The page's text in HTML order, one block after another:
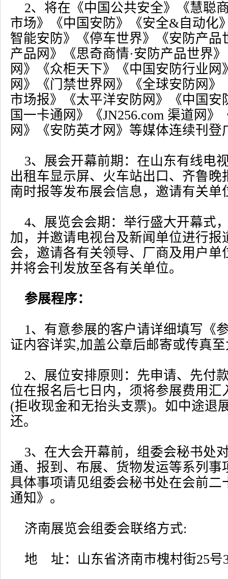
2、将在《中国公共安全》《慧聪
市场》《中国安防》《安全&自动化
智能安防》《停车世界》《安防产品
产品网》《思奇商情·安防产品世界
网》《众柜天下》《中国安防行业网
网》《门禁世界网》《全球安防网》
市场报》《太平洋安防网》《中国安
国一卡通网》《JN256.com 渠道网》
网》《安防英才网》等媒体连续刊登
3、展会开幕前期：在山东有线电
出租车显示屏、火车站出口、齐鲁晚
南时报等发布展会信息，邀请有关单
4、展览会会期：举行盛大开幕式
加，并邀请电视台及新闻单位进行报
会，邀请各有关领导、厂商及用户单
并将会刊发放至各有关单位。
参展程序：
1、有意参展的客户请详细填写《
证内容详实,加盖公章后邮寄或传真
2、展位安排原则：先申请、先付
位在报名后七日内，须将参展费用汇
(拒收现金和无抬头支票)。如中途退
还。
3、在大会开幕前，组委会秘书处
通、报到、布展、货物发运等系列事
具体事项请见组委会秘书处在会前二
通知》。
济南展览会组委会联络方式:
地 址：山东省济南市槐村街25号